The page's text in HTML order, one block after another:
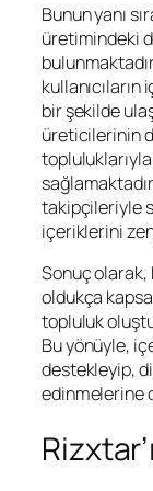
Bunun yanı
üretimindeki
bir şekilde
üreticilerinin
takipçileriyle
içeriklerini
Sonuç
oldukça
topluluk
Bu yönüyle,
destekleyip,
edinmelerine